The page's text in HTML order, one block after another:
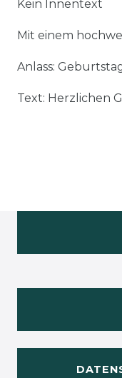
Kein Innentext
Mit einem
Anlass:
Text: Herzlichen